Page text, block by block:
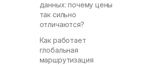
данных: почему цены
так сильно
отличаются?
Как работает
глобальная
маршрутизация